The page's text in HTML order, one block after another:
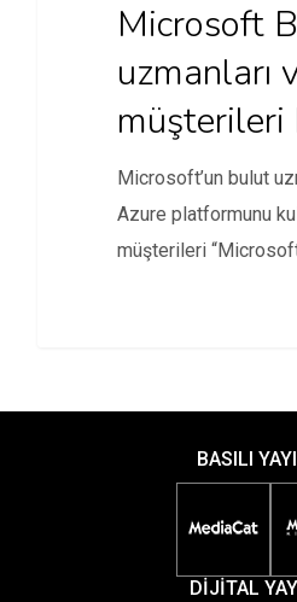
Microsoft
uzmanları
müşterileri
Microsoft’un bulut
Azure platformunu
müşterileri
BASILI
DİJİTAL